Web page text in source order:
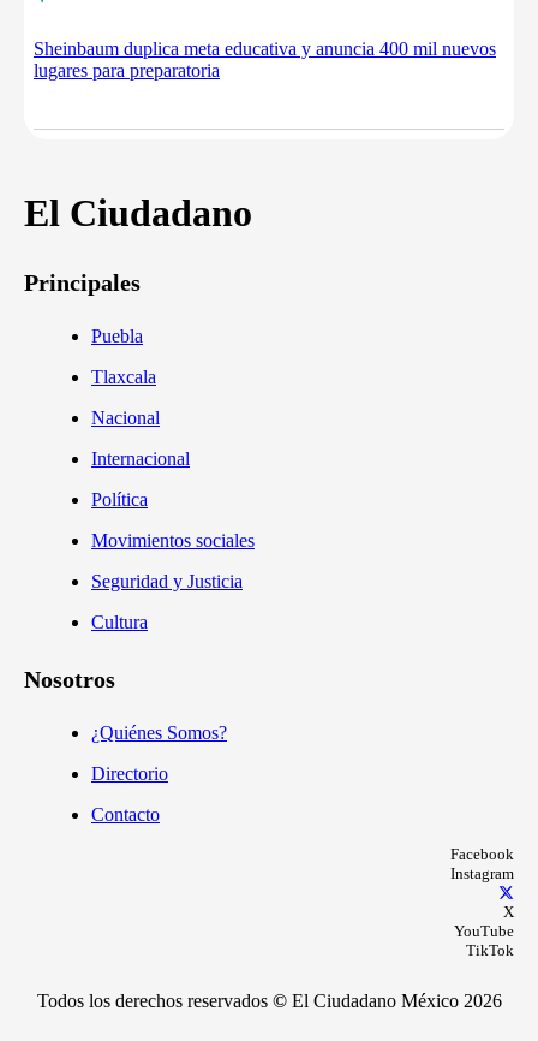
Sheinbaum duplica meta educativa y anuncia 400 mil nuevos
lugares para preparatoria
El Ciudadano
Principales
Puebla
Tlaxcala
Nacional
Internacional
Política
Movimientos sociales
Seguridad y Justicia
Cultura
Nosotros
¿Quiénes Somos?
Directorio
Contacto
Facebook
Instagram
X
YouTube
TikTok
Todos los derechos reservados ©El Ciudadano México 2026